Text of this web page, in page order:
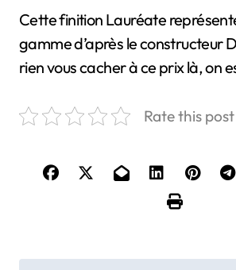
Cette finition Lauréate
gamme d’après le constructeur
rien vous cacher à ce prix là, on
Rate this post